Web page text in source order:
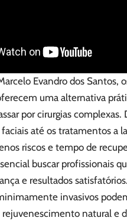
Evandro dos
uma alternativa
por cirurgias
até os tratamentos a
riscos e tempo de
buscar profissionais
e resultados
invasivos
natural e